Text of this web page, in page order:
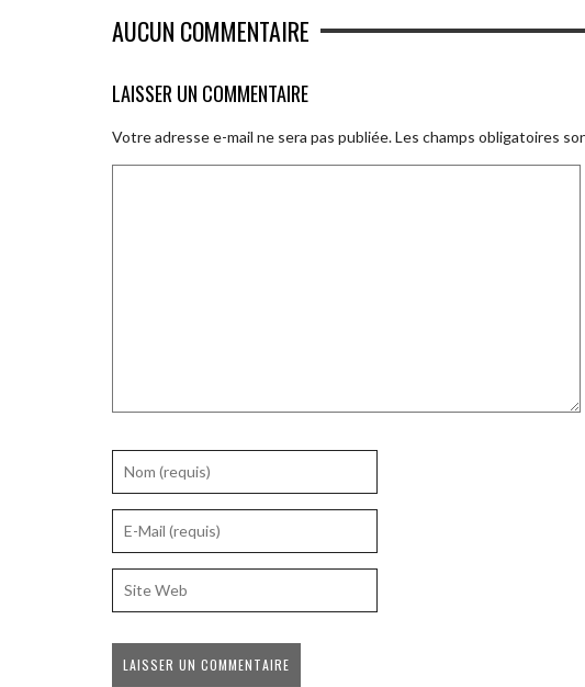
AUCUN COMMENTAIRE
LAISSER UN COMMENTAIRE
Votre adresse e-mail ne sera pas publiée.Les champs obligatoires